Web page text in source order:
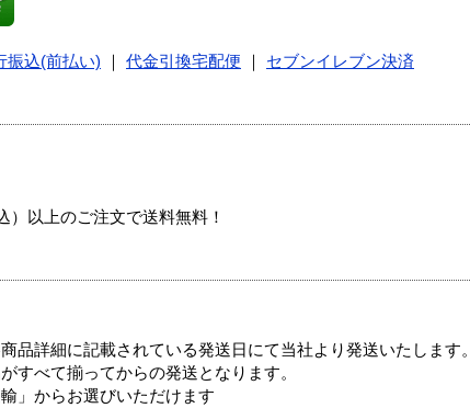
振込(前払い) 代金引換宅配便
セブンイレブン決済
以上のご注文で送料無料！
品詳細に記載されている発送日にて当社より発送いたします。
すべて揃ってからの発送となります。
」からお選びいただけます